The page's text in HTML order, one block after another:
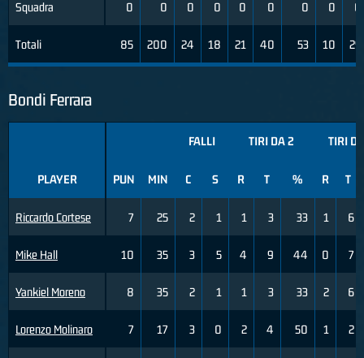
Squadra
Totali
0 0 0 0 0 0 0 0 0
85 200 24 18 21 40 53 10 29
Bondi Ferrara
PLAYER
Riccardo Cortese
Mike Hall
Yankiel Moreno
Lorenzo Molinaro
FALLI TIRI DA 2 TIRI
PUN MIN C S R T % R T
7 25 2 1 1 3 33 1 6
10 35 3 5 4 9 44 0 7
8 35 2 1 1 3 33 2 6
7 17 3 0 2 4 50 1 2